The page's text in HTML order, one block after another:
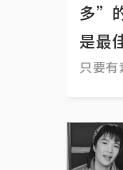
多”
是最
只要